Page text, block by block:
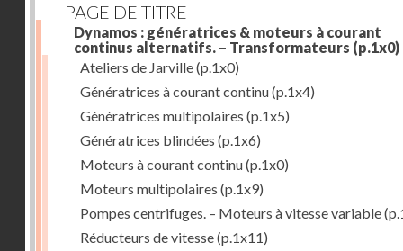
PAGE DE TITRE
Dynamos : génératrices & moteurs à courant
continus alternatifs. – Transformateurs (p.1x0)
Ateliers de Jarville(p.1x0)
Génératrices à courant continu(p.1x4)
Génératrices multipolaires (p.1x5)
Génératrices blindées (p.1x6)
Moteurs à courant continu(p.1x0)
Moteurs multipolaires (p.1x9)
Pompes centrifuges. – Moteurs à vitesse variable
Réducteurs de vitesse(p.1x11)